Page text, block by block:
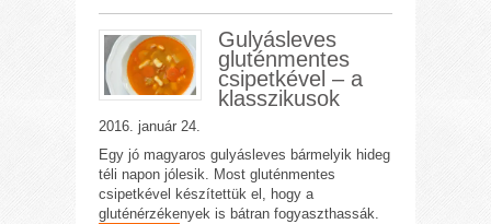
Gulyásleves
gluténmentes
csipetkével – a
klasszikusok
2016. január 24.
Egy jó magyaros gulyásleves bármelyik hideg
téli napon jólesik. Most gluténmentes
csipetkével készítettük el, hogy a
gluténérzékenyek is bátran fogyaszthassák.